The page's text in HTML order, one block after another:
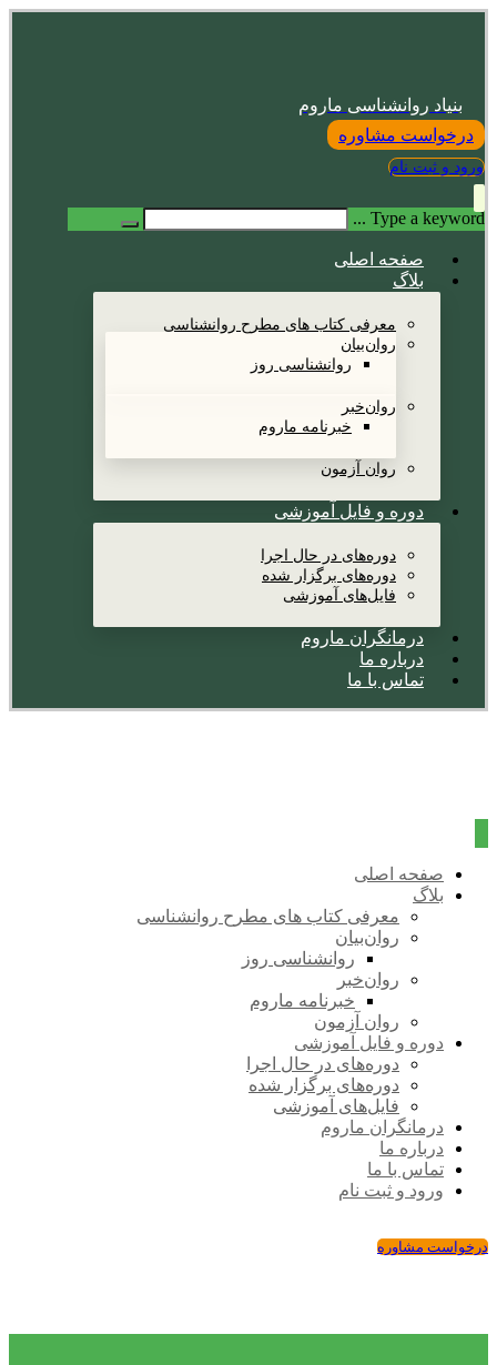
بنیاد روانشناسی ماروم
درخواست مشاوره
ورود و ثبت نام
Type a keyword ...
صفحه اصلی
بلاگ
معرفی کتاب های مطرح روانشناسی
روان‌بیان
روانشناسی روز
روان‌خبر
خبرنامه ماروم
روان آزمون
دوره و فایل آموزشی
دوره‌های در حال اجرا
دوره‌های برگزار شده
فایل‌های آموزشی
درمانگران ماروم
درباره ما
تماس با ما
صفحه اصلی
بلاگ
معرفی کتاب های مطرح روانشناسی
روان‌بیان
روانشناسی روز
روان‌خبر
خبرنامه ماروم
روان آزمون
دوره و فایل آموزشی
دوره‌های در حال اجرا
دوره‌های برگزار شده
فایل‌های آموزشی
درمانگران ماروم
درباره ما
تماس با ما
ورود و ثبت نام
درخواست مشاوره